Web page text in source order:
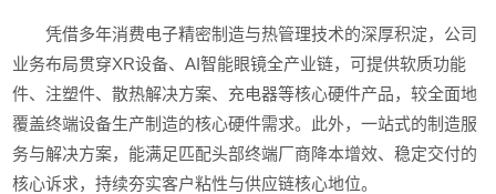
凭借多年消费电子精密制造与热管理技术的深厚积淀，公司
业务布局贯穿XR设备、AI智能眼镜全产业链，可提供软质功能
件、注塑件、散热解决方案、充电器等核心硬件产品，较全面地
覆盖终端设备生产制造的核心硬件需求。此外，一站式的制造服
务与解决方案，能满足匹配头部终端厂商降本增效、稳定交付的
核心诉求，持续夯实客户粘性与供应链核心地位。